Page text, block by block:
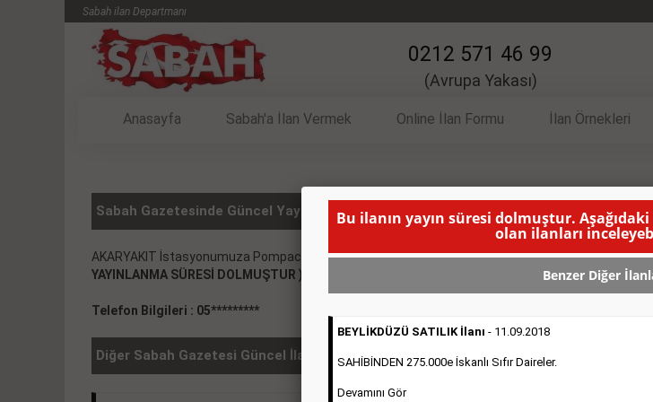
Sabah ilan Departmanı
0212 571 46 99
(Avrupa Yakası)
Anasayfa Sabah'a İlan Vermek Online İlan Formu İlan Örnekleri
Sabah Gazetesinde Güncel Yayınlanmış VASITA İlanı
AKARYAKIT İstasyonumuza Pompacılar- Marketciler- Yıkamacılar Aranıyor. (Selamiçeşme-
YAYINLANMA SÜRESİ DOLMUŞTUR )
Telefon Bilgileri : 05*********
Diğer Sabah Gazetesi Güncel İlanlar
Bu ilanın yayın süresi dolmuştur.
olan ilanları
Benzer Diğer
BEYLİKDÜZÜ SATILIK İlanı - 11.09.2018
SAHİBİNDEN 275.000e İskanlı Sıfır Daireler.
Devamını Gör